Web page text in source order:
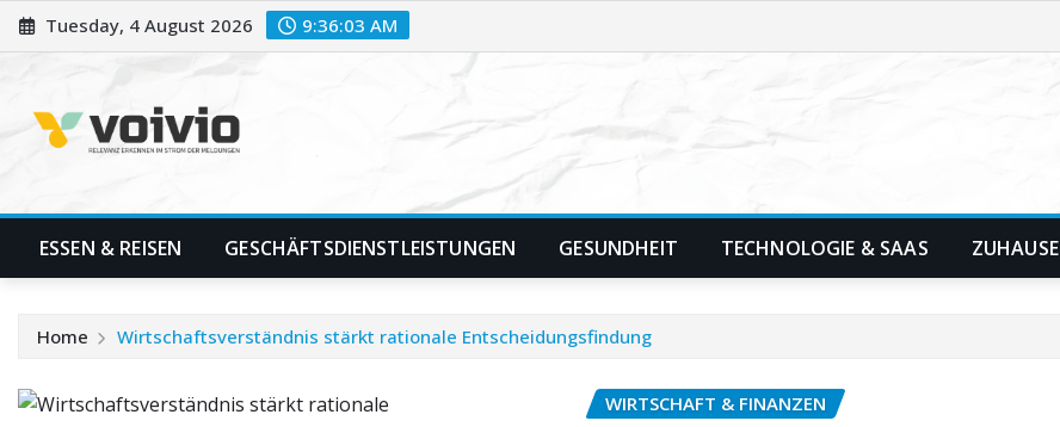
Skip
to
Tuesday, 4 August 2026 9:36:04 AM
ESSEN & REISEN GESCHÄFTSDIENSTLEISTUNGEN GESUNDHEIT TECHNOLOGIE & SAAS ZUHAUSE
Home Wirtschaftsverständnis stärkt rationale Entscheidungsfindung
WIRTSCHAFT & FINANZEN